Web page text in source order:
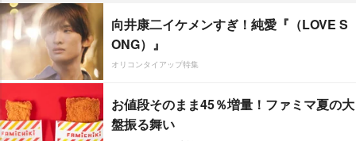
向井康二イケメンすぎ！純愛『（LOVE S
ONG）』
オリコンタイアップ特集
お値段そのまま45％増量！ファミマ夏の大
盤振る舞い